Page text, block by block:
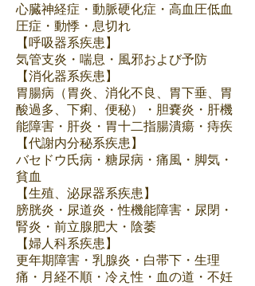
心臓神経症・動脈硬化症・高血圧低血
圧症・動悸・息切れ
【呼吸器系疾患】
気管支炎・喘息・風邪および予防
【消化器系疾患】
胃腸病（胃炎、消化不良、胃下垂、胃
酸過多、下痢、便秘）・胆嚢炎・肝機
能障害・肝炎・胃十二指腸潰瘍・痔疾
【代謝内分秘系疾患】
バセドウ氏病・糖尿病・痛風・脚気・
貧血
【生殖、泌尿器系疾患】
膀胱炎・尿道炎・性機能障害・尿閉・
腎炎・前立腺肥大・陰萎
【婦人科系疾患】
更年期障害・乳腺炎・白帯下・生理
痛・月経不順・冷え性・血の道・不妊